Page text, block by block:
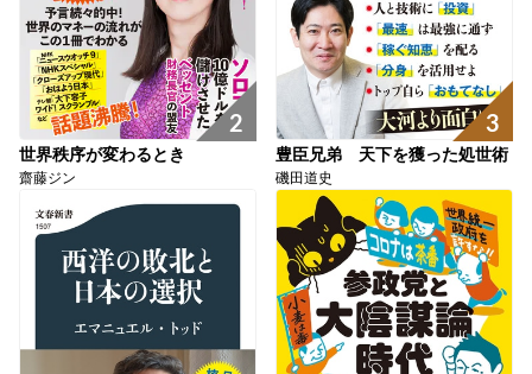
2
世界秩序が変わるとき
齋藤ジン
3
豊臣兄弟 天下を獲った処世術
磯田道史